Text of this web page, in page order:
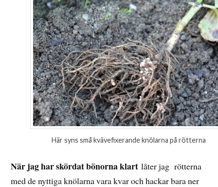
Här syns små kvävefixerande knölarna på rötterna
När jag har skördat bönorna klart låter jag rötterna
med de nyttiga knölarna vara kvar och hackar bara ner